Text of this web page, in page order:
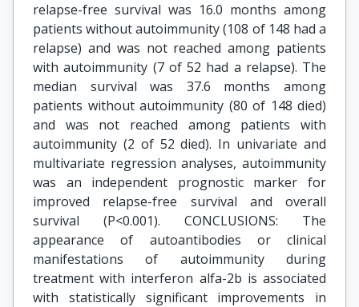
relapse-free survival was 16.0 months among
patients without autoimmunity (108 of 148 had a
relapse) and was not reached among patients
with autoimmunity (7 of 52 had a relapse). The
median survival was 37.6 months among
patients without autoimmunity (80 of 148 died)
and was not reached among patients with
autoimmunity (2 of 52 died). In univariate and
multivariate regression analyses, autoimmunity
was an independent prognostic marker for
improved relapse-free survival and overall
survival (P<0.001). CONCLUSIONS: The
appearance of autoantibodies or clinical
manifestations of autoimmunity during
treatment with interferon alfa-2b is associated
with statistically significant improvements in